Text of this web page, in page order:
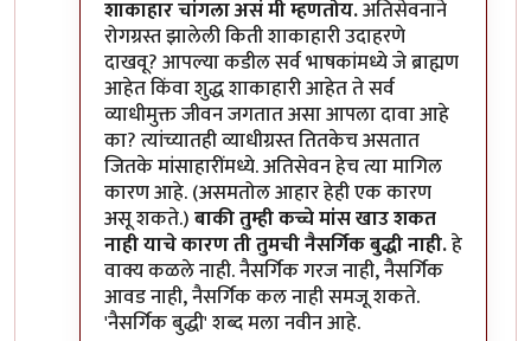
शाकाहार चांगला असं मी म्हणतोय.अतिसेवनाने
रोगग्रस्त झालेली किती शाकाहारी उदाहरणे
दाखवू? आपल्या कडील सर्व भाषकांमध्ये जे ब्राह्मण
आहेत किंवा शुद्ध शाकाहारी आहेत ते सर्व
व्याधीमुक्त जीवन जगतात असा आपला दावा आहे
का? त्यांच्यातही व्याधीग्रस्त तितकेच असतात
जितके मांसाहारींमध्ये. अतिसेवन हेच त्या मागिल
कारण आहे. (असमतोल आहार हेही एक कारण
असू शकते.)बाकी तुम्ही कच्चे मांस खाउ शकत
नाही याचे कारण ती तुमची नैसर्गिक बुद्धी नाही.हे
वाक्य कळले नाही. नैसर्गिक गरज नाही, नैसर्गिक
आवड नाही, नैसर्गिक कल नाही समजू शकते.
'नैसर्गिक बुद्धी' शब्द मला नवीन आहे.